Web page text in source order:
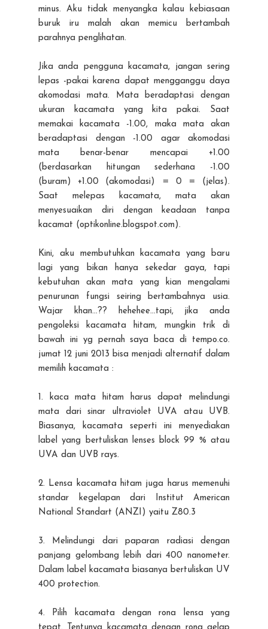
minus. Aku tidak menyangka kalau kebiasaan
buruk iru malah akan memicu bertambah
parahnya penglihatan.
Jika anda pengguna kacamata, jangan sering
lepas -pakai karena dapat mengganggu daya
akomodasi mata. Mata beradaptasi dengan
ukuran kacamata yang kita pakai. Saat
memakai kacamata -1.00, maka mata akan
beradaptasi dengan -1.00 agar akomodasi
mata benar-benar mencapai +1.00
(berdasarkan hitungan sederhana -1.00
(buram) +1.00 (akomodasi) = 0 = (jelas).
Saat melepas kacamata, mata akan
menyesuaikan diri dengan keadaan tanpa
kacamat (optikonline.blogspot.com).
Kini, aku membutuhkan kacamata yang baru
lagi yang bikan hanya sekedar gaya, tapi
kebutuhan akan mata yang kian mengalami
penurunan fungsi seiring bertambahnya usia.
Wajar khan...?? hehehee...tapi, jika anda
pengoleksi kacamata hitam, mungkin trik di
bawah ini yg pernah saya baca di tempo.co.
jumat 12 juni 2013 bisa menjadi alternatif dalam
memilih kacamata :
1. kaca mata hitam harus dapat melindungi
mata dari sinar ultraviolet UVA atau UVB.
Biasanya, kacamata seperti ini menyediakan
label yang bertuliskan lenses block 99 % atau
UVA dan UVB rays.
2. Lensa kacamata hitam juga harus memenuhi
standar kegelapan dari Institut American
National Standart (ANZI) yaitu Z80.3
3. Melindungi dari paparan radiasi dengan
panjang gelombang lebih dari 400 nanometer.
Dalam label kacamata biasanya bertuliskan UV
400 protection.
4. Pilih kacamata dengan rona lensa yang